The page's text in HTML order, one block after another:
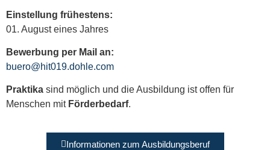
Einstellung frühestens:
01. August eines Jahres
Bewerbung per Mail an:
buero@hit019.dohle.com
Praktika sind möglich und die Ausbildung ist offen für
Menschen mit Förderbedarf.
Informationen zum Ausbildungsberuf